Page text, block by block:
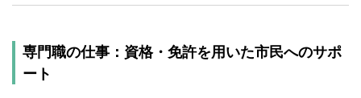
専門職の仕事：資格・免許を用いた市民へのサポ
ート